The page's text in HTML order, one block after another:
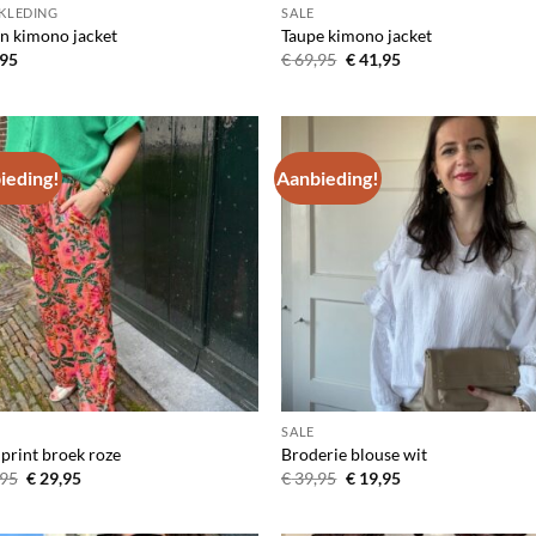
kimono jacket
SALE
Taupe kimono jacket
€69,95 Oorspronkelijke
€41,95Huidige
Toevoegen
aan
verlanglijst
print broek roze
Oorspronkelijke
prijs
€ 29,95Huidige
Aanbieding!
aan
SALE
Broderie blouse wit
€39,95 Oorspronkelijke
€19,95Huidige